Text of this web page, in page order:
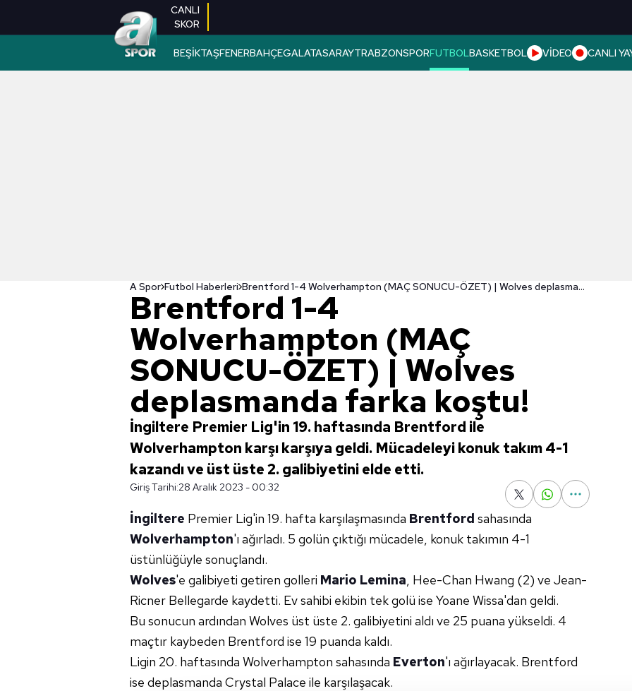
CANLI
SKOR
BEŞİKTAŞFENERBAHÇEGALATASARAYTRABZONSPORFUTBOLBASKETBOL VİDEO CANLI
A Spor Futbol Haberleri Brentford 1-4 Wolverhampton (MAÇ SONUCU-ÖZET) | Wolves deplasmanda farka koştu!
Brentford 1-4
Wolverhampton (MAÇ
SONUCU-ÖZET) | Wolves
deplasmanda farka koştu!
İngiltere Premier Lig'in 19. haftasında Brentford ile
Wolverhampton karşı karşıya geldi. Mücadeleyi konuk takım 4-1
kazandı ve üst üste 2. galibiyetini elde etti.
Giriş Tarihi:28 Aralık 2023 - 00:32
İngiltere Premier Lig'in 19. hafta karşılaşmasında Brentford sahasında
Wolverhampton'ı ağırladı. 5 golün çıktığı mücadele, konuk takımın 4-1
üstünlüğüyle sonuçlandı.
Wolves'e galibiyeti getiren golleri Mario Lemina, Hee-Chan Hwang (2) ve Jean-
Ricner Bellegarde kaydetti. Ev sahibi ekibin tek golü ise Yoane Wissa'dan geldi.
Bu sonucun ardından Wolves üst üste 2. galibiyetini aldı ve 25 puana yükseldi. 4
maçtır kaybeden Brentford ise 19 puanda kaldı.
Ligin 20. haftasında Wolverhampton sahasında Everton'ı ağırlayacak. Brentford
ise deplasmanda Crystal Palace ile karşılaşacak.